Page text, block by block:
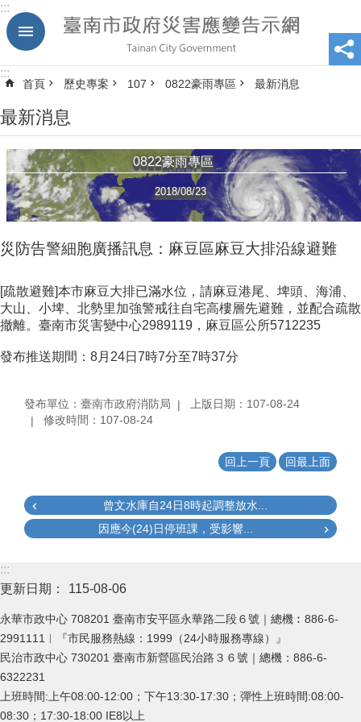
跳到主要內容區塊
:::
:::
首頁 歷史專案 107 0822豪雨專區 最新消息
最新消息
0822豪雨專區
2018/08/23
災防告警細胞廣播訊息：麻豆區麻豆大排沿線避難
[疏散避難]本市麻豆大排已滿水位，請麻豆港尾、埤頭、海浦、
大山、小埤、北勢里加強警戒往自宅高樓層先避難，並配合疏散
撤離。臺南市災害變中心2989119，麻豆區公所5712235
發布推送期間：8月24日7時7分至7時37分
發布單位：臺南市政府消防局
上版日期：107-08-24
修改時間：107-08-24
回上一頁 回最上面
曾文水庫自24日8時起調整放水...
因應今(24)日停班課，受影響...
:::
更新日期：
115-08-06
永華市政中心 708201 臺南市安平區永華路二段６號｜總機︰886-6-
2991111︱『市民服務熱線：1999（24小時服務專線）』
民治市政中心 730201 臺南市新營區民治路３６號｜總機：886-6-
6322231
上班時間:上午08:00-12:00；下午13:30-17:30；彈性上班時間:08:00-
08:30；17:30-18:00 IE8以上